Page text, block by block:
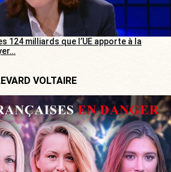
124 milliards que l’UE apporte à la
VOLTAIRE